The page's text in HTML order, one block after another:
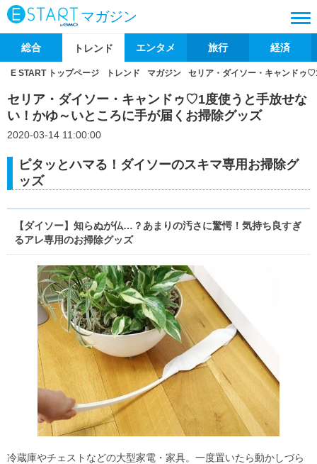
マガジン
総合 トレンド エンタメ 旅行 経済
E START トップページ トレンド マガジン セリア・ダイソー・キャンドゥ
セリア・ダイソー・キャンドゥ♡1度使うと手放せな
い！かゆ～いところに手が届くお掃除グッズ
2020-03-14 11:00:00
ピタッとハマる！ダイソーのスキマ専用お掃除グ
ッズ
【ダイソー】知らぬが仏…？あまりの汚さに驚愕！気持ち良すぎ
るアレ専用のお掃除グッズ
冷蔵庫やチェストなどの大型家電・家具。一度置いたら動かしづら